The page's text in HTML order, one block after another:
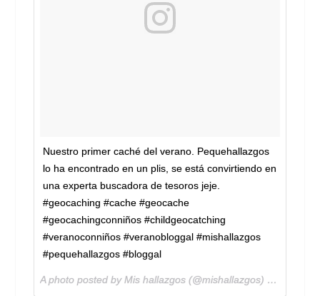
Nuestro primer caché del verano. Pequehallazgos
lo ha encontrado en un plis, se está convirtiendo en
una experta buscadora de tesoros jeje.
#geocaching #cache #geocache
#geocachingconniños #childgeocatching
#veranoconniños #veranobloggal #mishallazgos
#pequehallazgos #bloggal
A photo posted by Mis hallazgos (@mishallazgos) on